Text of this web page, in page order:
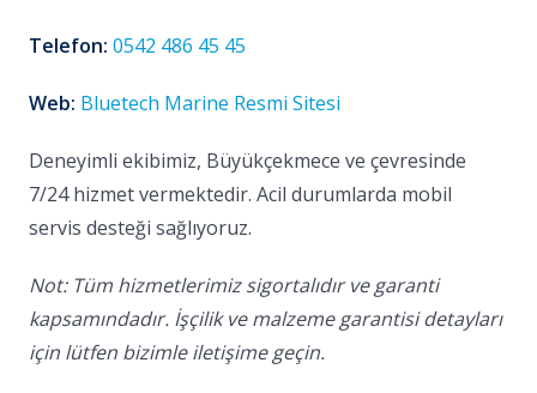
Telefon: 0542 486 45 45
Web: Bluetech Marine Resmi Sitesi
Deneyimli ekibimiz, Büyükçekmece ve çevresinde
7/24 hizmet vermektedir. Acil durumlarda mobil
servis desteği sağlıyoruz.
Not: Tüm hizmetlerimiz sigortalıdır ve garanti
kapsamındadır. İşçilik ve malzeme garantisi detayları
için lütfen bizimle iletişime geçin.